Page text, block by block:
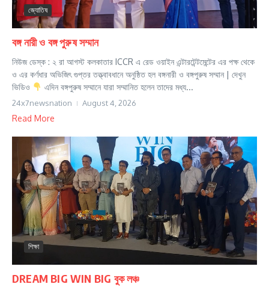
জ্যোতিষ
বঙ্গ নারী ও বঙ্গ পুরুষ সম্মান
নিউজ ডেস্ক : ২ রা আগস্ট কলকাতার ICCR এ রেড ওয়াইন এন্টারটেন্টমেন্টের এর পক্ষ থেকে
ও এর কর্ণধার অভিজিৎ গুপ্তর তত্ত্বাবধানে অনুষ্ঠিত হল বঙ্গনারী ও বঙ্গপুরুষ সম্মান | দেখুন
ভিডিও
এদিন বঙ্গপুরুষ সম্মানে যারা সম্মানিত হলেন তাদের মধ্য...
24x7newsnation August 4, 2026
Read More
শিক্ষা
DREAM BIG WIN BIG বুক লঞ্চ